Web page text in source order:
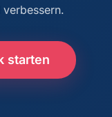
starten